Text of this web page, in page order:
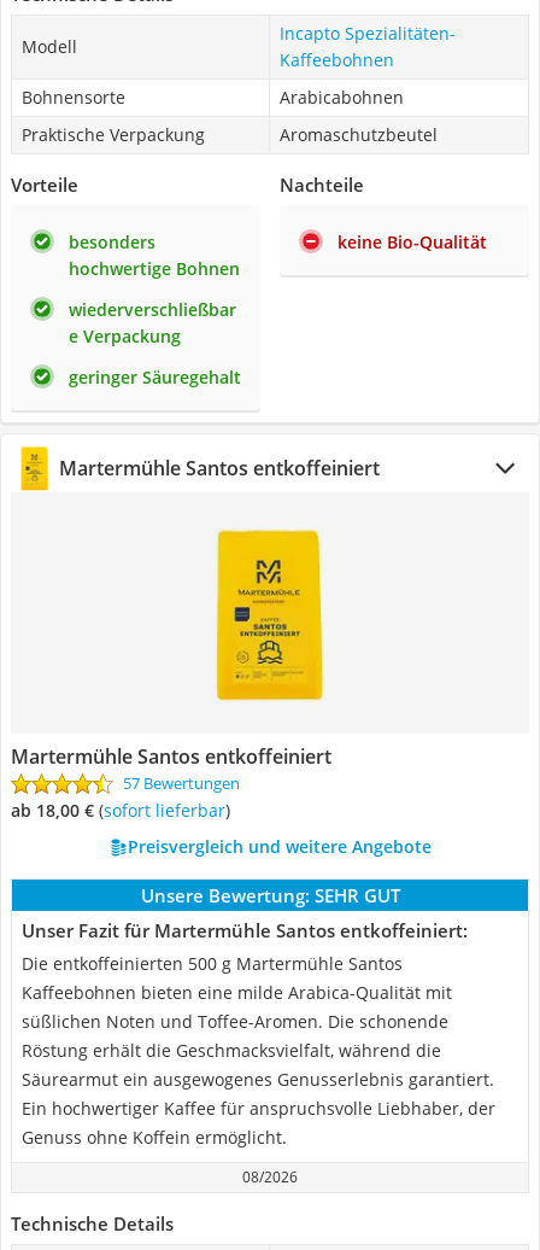
Modell
Incapto Spezialitäten-
Kaffeebohnen
Bohnensorte
Arabicabohnen
Praktische Verpackung
Aromaschutzbeutel
Vorteile
besonders
hochwertige Bohnen
wiederverschließbar
e Verpackung
geringer Säuregehalt
Nachteile
keine Bio-Qualität
Martermühle Santos entkoffeiniert
Martermühle Santos entkoffeiniert
57 Bewertungen
ab 18,00 € ( Sofort lieferbar)
Preisvergleich und weitere Angebote
Unsere Bewertung: SEHR GUT
Unser Fazit für Martermühle Santos entkoffeiniert:
Die entkoffeinierten 500 g Martermühle Santos
Kaffeebohnen bieten eine milde Arabica-Qualität mit
süßlichen Noten und Toffee-Aromen. Die schonende
Röstung erhält die Geschmacksvielfalt, während die
Säurearmut ein ausgewogenes Genusserlebnis garantiert.
Ein hochwertiger Kaffee für anspruchsvolle Liebhaber, der
Genuss ohne Koffein ermöglicht.
08/2026
Technische Details